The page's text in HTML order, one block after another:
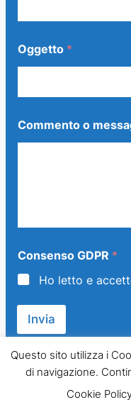
Oggetto *
Commento o
Consenso GDPR *
Ho letto e
Invia
© 2013 – 2024
Questo sito utilizza i
di navigazione.
Cookie